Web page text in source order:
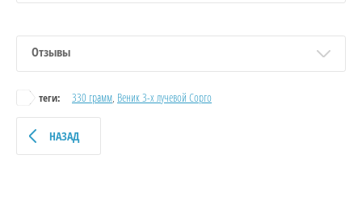
Отзывы
теги: 330 грамм Веник 3-х лучевой Сорго
НАЗАД